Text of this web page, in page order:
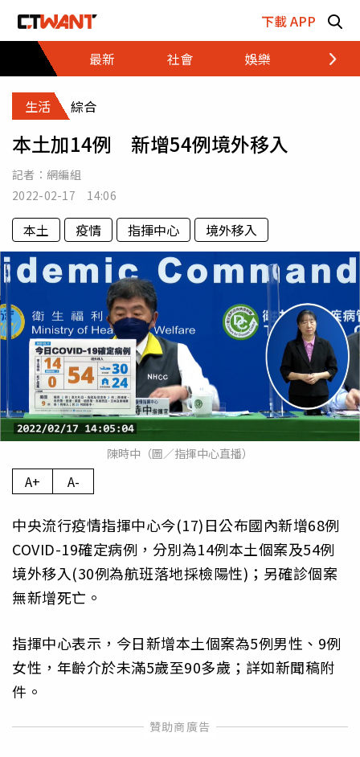
下載 APP
最新
社會 娛樂 財經
生活 綜合
本土加14例 新增54例境外移入
記者： 網編組
2022-02-17 14:06
本土 疫情 指揮中心 境外移入
陳時中（圖／指揮中心直播）
A+ A-
中央流行疫情指揮中心今(17)日公布國內新增68例
COVID-19確定病例，分別為14例本土個案及54例
境外移入(30例為航班落地採檢陽性)；另確診個案
無新增死亡。
指揮中心表示，今日新增本土個案為5例男性、9例
女性，年齡介於未滿5歲至90多歲；詳如新聞稿附
件。